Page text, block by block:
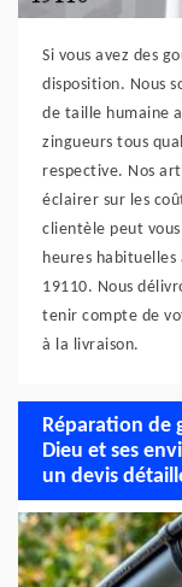
Si vous avez des
disposition. Nous
de taille humaine
zingueurs tous
respective. Nos
éclairer sur les
clientèle peut
heures habituelles
19110. Nous
tenir compte de
à la livraison.
Réparation de
Dieu et ses
un devis